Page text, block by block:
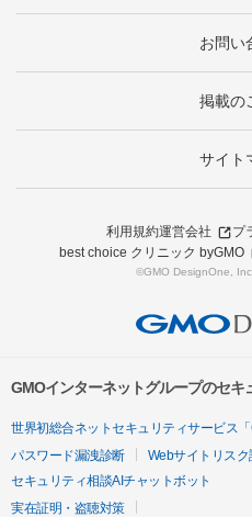
お問い
掲載の
サイト
利用規約運営会社
プ
best choice クリニック byGMO
©GMO DesignOne,
GMOインターネットグループのセキ
世界初総合ネットセキュリティサービス「
パスワード漏洩診断
Webサイトリスク
セキュリティ相談AIチャットボット
実在証明・盗聴対策